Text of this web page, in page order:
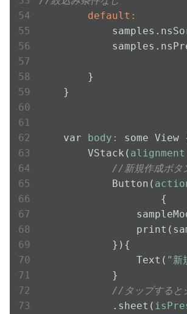
        default:
        }
    }
    var
body:
some View
        VStack(
//新規作成ボタ
            Button(
                    {
            }){
                Text(
"新
            }
//タップすると
            .sheet(